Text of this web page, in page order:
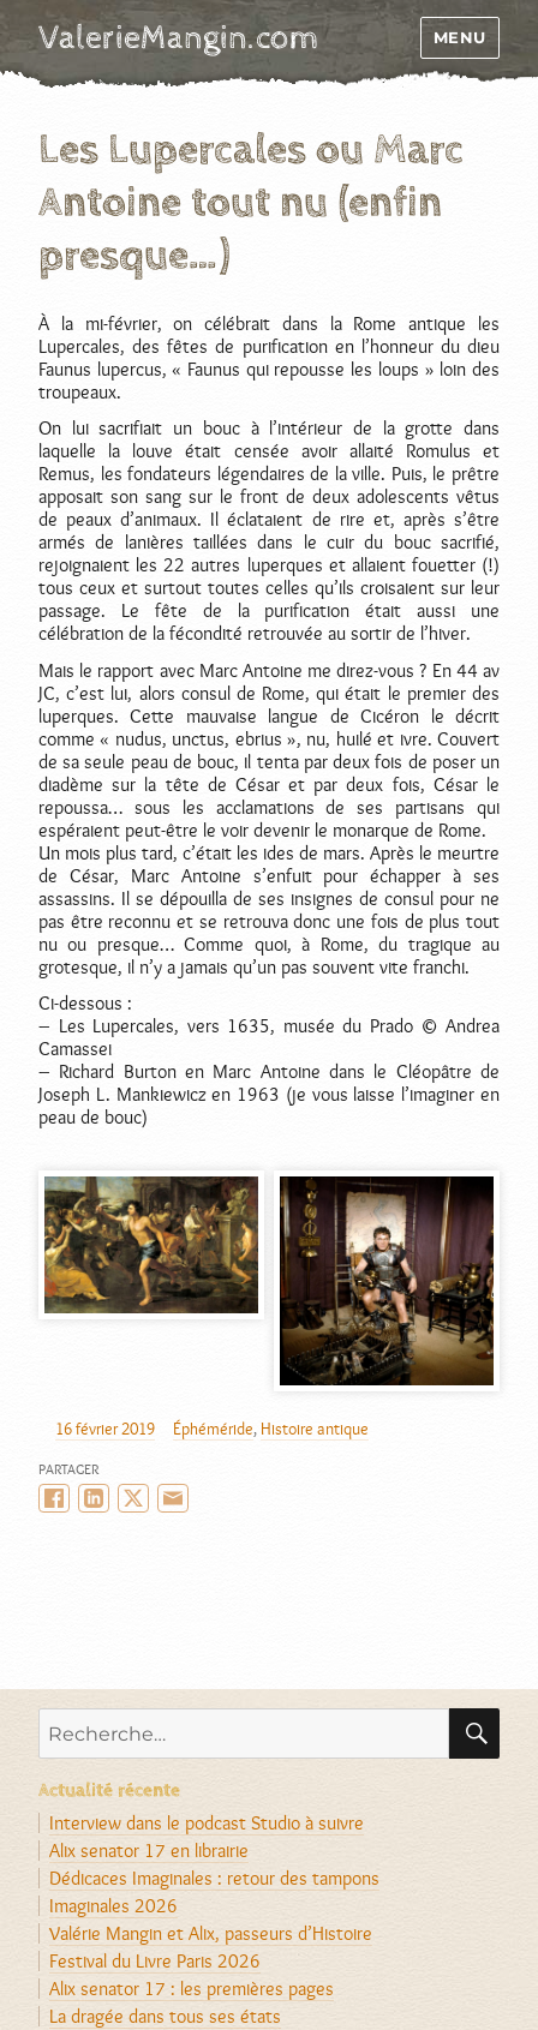
ValerieMangin.com MENU
Les Lupercales ou Marc
Antoine tout nu (enfin
presque…)
À la mi-février, on célébrait dans la Rome antique les
Lupercales, des fêtes de purification en l’honneur du dieu
Faunus lupercus, « Faunus qui repousse les loups » loin des
troupeaux.
On lui sacrifiait un bouc à l’intérieur de la grotte dans
laquelle la louve était censée avoir allaité Romulus et
Remus, les fondateurs légendaires de la ville. Puis, le prêtre
apposait son sang sur le front de deux adolescents vêtus
de peaux d’animaux. Il éclataient de rire et, après s’être
armés de lanières taillées dans le cuir du bouc sacrifié,
rejoignaient les 22 autres luperques et allaient fouetter (!)
tous ceux et surtout toutes celles qu’ils croisaient sur leur
passage. Le fête de la purification était aussi une
célébration de la fécondité retrouvée au sortir de l’hiver.
Mais le rapport avec Marc Antoine me direz-vous ? En 44 av
JC, c’est lui, alors consul de Rome, qui était le premier des
luperques. Cette mauvaise langue de Cicéron le décrit
comme « nudus, unctus, ebrius », nu, huilé et ivre. Couvert
de sa seule peau de bouc, il tenta par deux fois de poser un
diadème sur la tête de César et par deux fois, César le
repoussa… sous les acclamations de ses partisans qui
espéraient peut-être le voir devenir le monarque de Rome.
Un mois plus tard, c’était les ides de mars. Après le meurtre
de César, Marc Antoine s’enfuit pour échapper à ses
assassins. Il se dépouilla de ses insignes de consul pour ne
pas être reconnu et se retrouva donc une fois de plus tout
nu ou presque… Comme quoi, à Rome, du tragique au
grotesque, il n’y a jamais qu’un pas souvent vite franchi.
Ci-dessous :
– Les Lupercales, vers 1635, musée du Prado © Andrea
Camassei
– Richard Burton en Marc Antoine dans le Cléopâtre de
Joseph L. Mankiewicz en 1963 (je vous laisse l’imaginer en
peau de bouc)
AUTEUR
PUBLIÉ
16 février 2019 CATÉGORIES
Éphéméride, Histoire antique
PARTAGER
FacebookLinkedInTwitter/X
pour :
Actualité récente
Interview dans le podcast Studio à suivre
Alix senator 17 en librairie
Dédicaces Imaginales : retour des tampons
Imaginales 2026
Valérie Mangin et Alix, passeurs d’Histoire
Festival du Livre Paris 2026
Alix senator 17 : les premières pages
La dragée dans tous ses états